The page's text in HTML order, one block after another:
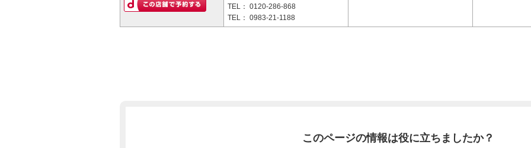
TEL： 0120-286-868
TEL： 0983-21-1188
このページの情報は役に立ちましたか？